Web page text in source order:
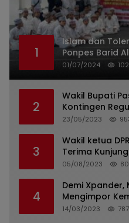
1
Islam dan
Ponpes Barid
Indonesia
01/07/2024
2
Wakil Bupati
Kontingen
Pasaman
23/05/2023
3
Wakil ketua
Terima
05/08/2023
4
Demi Xpander,
Mengimpor
14/03/2023 787